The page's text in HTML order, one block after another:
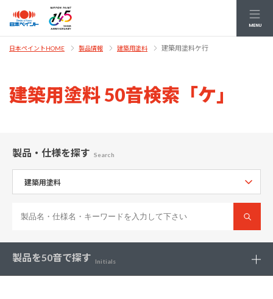
MENU
日本ペイントHOME 製品情報 建築用塗料 建築用塗料ケ行
建築用塗料 50音検索「ケ」
製品・仕様を探す Search
製品を50音で探す Initials